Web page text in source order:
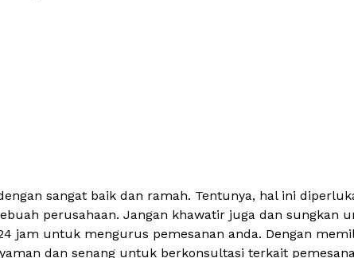
sangat baik dan ramah. Tentunya, hal ini
perusahaan. Jangan khawatir juga dan sungkan
jam untuk mengurus pemesanan anda. Dengan
dan senang untuk berkonsultasi terkait